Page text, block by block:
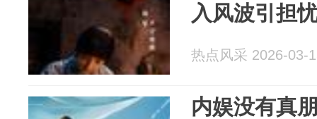
入风波引担
热点风采 2026-03-
内娱没有真